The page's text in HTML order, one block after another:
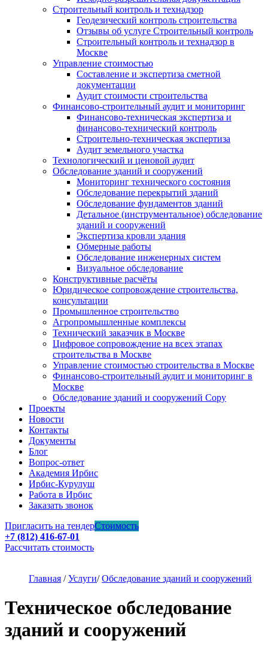
Строительный контроль и технадзор
Геодезический контроль строительства
Отзывы об услуге Строительный контроль
Строительный контроль и технадзор в
Москве
Управление стоимостью
Составление и экспертиза сметной
документации
Аудит стоимости строительства
Финансово-строительный аудит и мониторинг
Финансово-техническая экспертиза и
финансово-технический контроль
Строительно-техническая экспертиза
Аудит земельного участка
Технологический и ценовой аудит
Обследование зданий и сооружений
Мониторинг технического состояния
Обследование перекрытий зданий
Обследование фундаментов зданий
Детальное (инструментальное) обследование
зданий и сооружений
Экспертиза кровли здания
Обмерные работы
Обследование инженерных систем
Визуальное обследование
Конструктивные расчёты
Юридическое сопровождение строительства,
консультации
Промышленное строительство
Агропромышленные комплексы
Технический заказчик в Москве
Цифровое сопровождение на всех этапах
строительства в Москве
Управление стоимостью строительства в Москве
Финансово-строительный аудит и мониторинг в
Москве
Обследование зданий и сооружений Copy
Проекты
Новости
Контакты
Документы
Блог
Вопрос-ответ
Академия Ирбис
Ирбис-Курулуш
Работа в Ирбис
Заказать звонок
Пригласить на тендерСтоимость
+7 (812) 416-67-01
Рассчитать стоимость
Главная /Услуги/Обследование зданий и сооружений
Техническое обследование
зданий и сооружений